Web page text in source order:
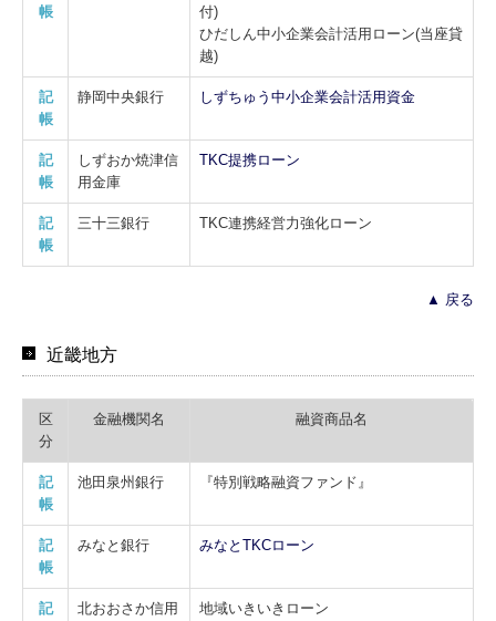
帳
付)
ひだしん中小企業会計活用ローン(当座貸
越)
記
帳
静岡中央銀行 しずちゅう中小企業会計活用資金
記
帳
しずおか焼津信
用金庫
TKC提携ローン
記
帳
三十三銀行 TKC連携経営力強化ローン
▲ 戻る
近畿地方
区
分
金融機関名 融資商品名
記
帳
池田泉州銀行 『特別戦略融資ファンド』
記
帳
みなと銀行 みなとTKCローン
記
北おおさか信用
地域いきいきローン